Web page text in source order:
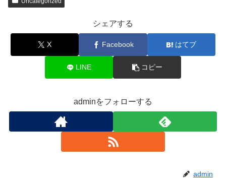
シェアする
X Facebook はてブ
LINE コピー
adminをフォローする
admin